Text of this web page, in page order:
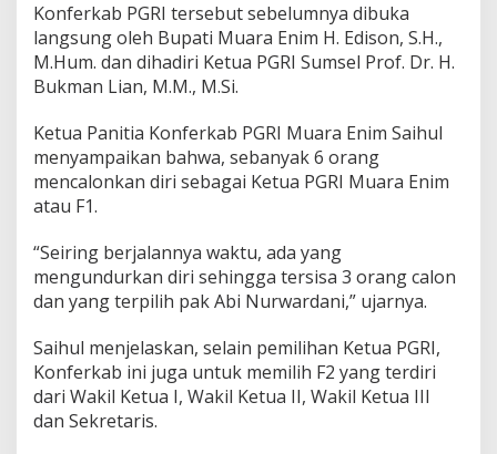
G
R
I
M
u
a
E
n
2
0
2
5
2
0
3
Konferkab PGRI tersebut sebelumnya dibuka
langsung oleh Bupati Muara Enim H. Edison, S.H.,
M.Hum. dan dihadiri Ketua PGRI Sumsel Prof. Dr. H.
Bukman Lian, M.M., M.Si.
Ketua Panitia Konferkab PGRI Muara Enim Saihul
menyampaikan bahwa, sebanyak 6 orang
mencalonkan diri sebagai Ketua PGRI Muara Enim
atau F1.
“Seiring berjalannya waktu, ada yang
mengundurkan diri sehingga tersisa 3 orang calon
dan yang terpilih pak Abi Nurwardani,” ujarnya.
Saihul menjelaskan, selain pemilihan Ketua PGRI,
Konferkab ini juga untuk memilih F2 yang terdiri
dari Wakil Ketua I, Wakil Ketua II, Wakil Ketua III
dan Sekretaris.